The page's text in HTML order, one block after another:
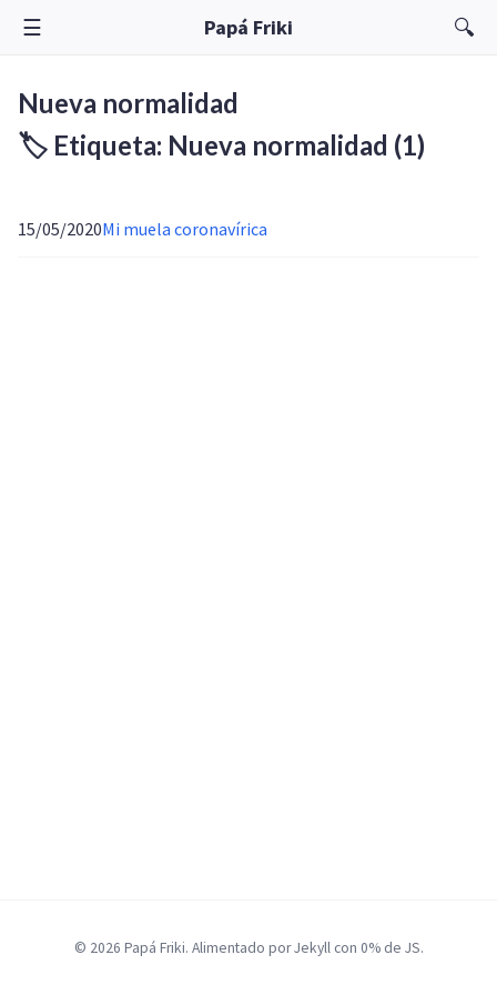
☰ Papá Friki 🔍
Nueva normalidad
🏷️ Etiqueta: Nueva normalidad (1)
15/05/2020Mi muela coronavírica
© 2026 Papá Friki. Alimentado por Jekyll con 0% de JS.